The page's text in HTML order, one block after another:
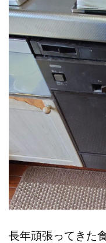
長年頑張ってきた